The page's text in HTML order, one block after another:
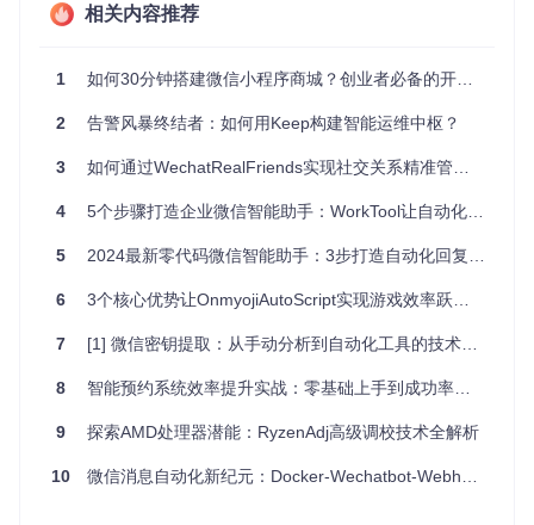
2.1 用户管理自动化
人工操作时间。
技术实现
：基于Python Flask框架开发，通过微信API实现联
系人信息的自动同步与更新。
操作示例：系统会定期扫描并更新好友列表，支持按地区、性
业务价值 ：多群统一管理，规则自动执行，确保群聊秩序的同
时提升互动质量。
触发两种执行模式。
操作示例：设置入群欢迎语后，新成员加入时系统会自动发送
相关内容推荐
1 如何30分钟搭建微信小程序商城？创业者必备的开源解决方案
2 告警风暴终结者：如何用Keep构建智能运维中枢？
3 如何通过WechatRealFriends实现社交关系精准管理？3大核心功能解析
4 5个步骤打造企业微信智能助手：WorkTool让自动化运营效率提升300%
5 2024最新零代码微信智能助手：3步打造自动化回复机器人
6 3个核心优势让OnmyojiAutoScript实现游戏效率跃升：自动化工具解放双手
7 [1] 微信密钥提取：从手动分析到自动化工具的技术演进
8 智能预约系统效率提升实战：零基础上手到成功率优化全指南
9 探索AMD处理器潜能：RyzenAdj高级调校技术全解析
10 微信消息自动化新纪元：Docker-Wechatbot-Webhook全维度解决方案